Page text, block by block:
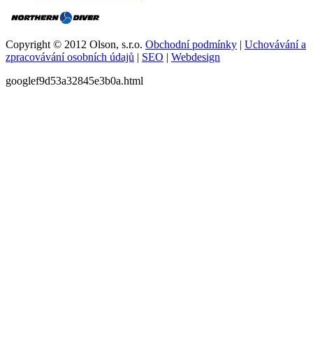
Copyright © 2012 Olson, s.r.o. Obchodní podmínky | Uchovávání a
zpracovávání osobních údajů | SEO | Webdesign
googlef9d53a32845e3b0a.html